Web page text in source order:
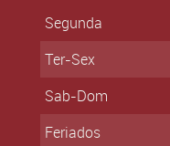
Segunda
Ter-Sex
Sab-Dom
Feriados